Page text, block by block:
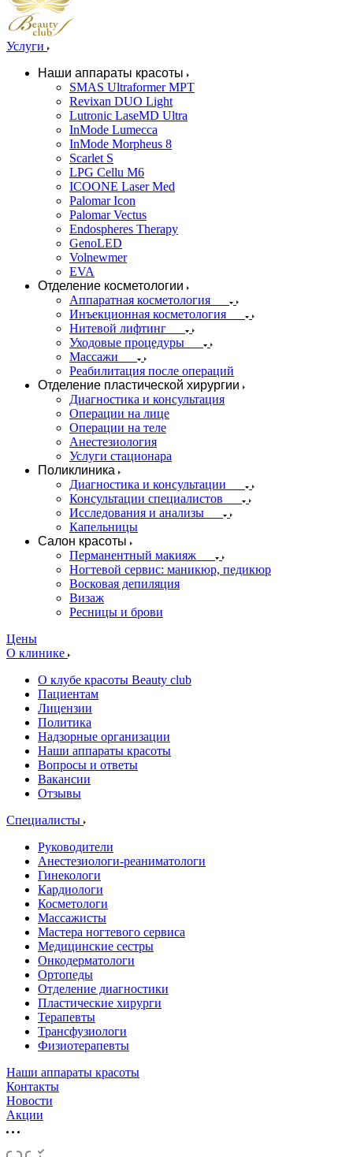
Услуги
Наши аппараты красоты
SMAS Ultraformer MPT
Revixan DUO Light
Lutronic LaseMD Ultra
InMode Lumecca
InMode Morpheus 8
Scarlet S
LPG Cellu M6
ICOONE Laser Med
Palomar Icon
Palomar Vectus
Endospheres Therapy
GenoLED
Volnewmer
EVA
Отделение косметологии
Аппаратная косметология
Инъекционная косметология
Нитевой лифтинг
Уходовые процедуры
Массажи
Реабилитация после операций
Отделение пластической хирургии
Диагностика и консультация
Операции на лице
Операции на теле
Анестезиология
Услуги стационара
Поликлиника
Диагностика и консультации
Консультации специалистов
Исследования и анализы
Капельницы
Салон красоты
Перманентный макияж
Ногтевой сервис: маникюр, педикюр
Восковая депиляция
Визаж
Ресницы и брови
Цены
О клинике
О клубе красоты Beauty club
Пациентам
Лицензии
Политика
Надзорные организации
Наши аппараты красоты
Вопросы и ответы
Вакансии
Отзывы
Специалисты
Руководители
Анестезиологи-реаниматологи
Гинекологи
Кардиологи
Косметологи
Массажисты
Мастера ногтевого сервиса
Медицинские сестры
Онкодерматологи
Ортопеды
Отделение диагностики
Пластические хирурги
Терапевты
Трансфузиологи
Физиотерапевты
Наши аппараты красоты
Контакты
Новости
Акции